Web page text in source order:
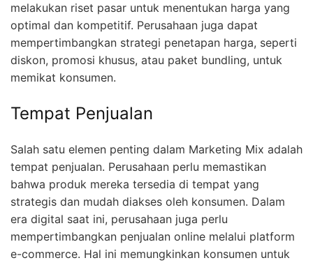
melakukan riset pasar untuk menentukan harga yang
optimal dan kompetitif. Perusahaan juga dapat
mempertimbangkan strategi penetapan harga, seperti
diskon, promosi khusus, atau paket bundling, untuk
memikat konsumen.
Tempat Penjualan
Salah satu elemen penting dalam Marketing Mix adalah
tempat penjualan. Perusahaan perlu memastikan
bahwa produk mereka tersedia di tempat yang
strategis dan mudah diakses oleh konsumen. Dalam
era digital saat ini, perusahaan juga perlu
mempertimbangkan penjualan online melalui platform
e-commerce. Hal ini memungkinkan konsumen untuk